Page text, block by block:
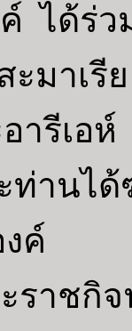
ได้ร่
ะมาเ
ารีเอ
านได้
ค์
ราชกิ